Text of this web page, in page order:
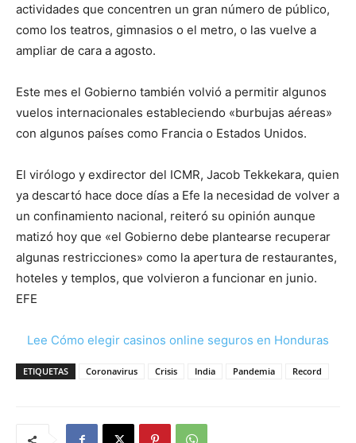
actividades que concentren un gran número de público,
como los teatros, gimnasios o el metro, o las vuelve a
ampliar de cara a agosto.
Este mes el Gobierno también volvió a permitir algunos
vuelos internacionales estableciendo «burbujas aéreas»
con algunos países como Francia o Estados Unidos.
El virólogo y exdirector del ICMR, Jacob Tekkekara, quien
ya descartó hace doce días a Efe la necesidad de volver a
un confinamiento nacional, reiteró su opinión aunque
matizó hoy que «el Gobierno debe plantearse recuperar
algunas restricciones» como la apertura de restaurantes,
hoteles y templos, que volvieron a funcionar en junio.
EFE
Lee Cómo elegir casinos online seguros en Honduras
ETIQUETAS Coronavirus Crisis India Pandemia Record